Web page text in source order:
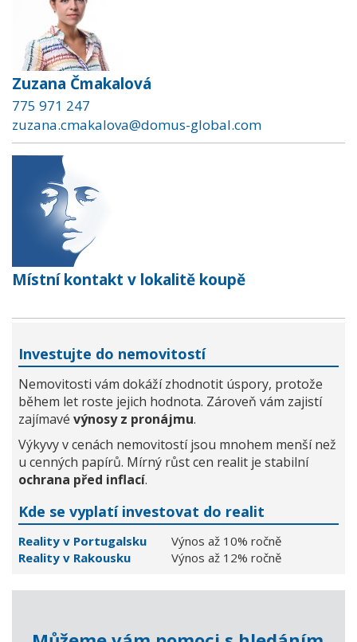
Zuzana Čmakalová
775 971 247
zuzana.cmakalova@domus-global.com
Místní kontakt v lokalitě koupě
Investujte do nemovitostí
Nemovitosti vám dokáží zhodnotit úspory, protože
během let roste jejich hodnota. Zároveň vám zajistí
zajímavé výnosy z pronájmu.
Výkyvy v cenách nemovitostí jsou mnohem menší než
u cenných papírů. Mírný růst cen realit je stabilní
ochrana před inflací.
Kde se vyplatí investovat do realit
Reality v Portugalsku
Výnos až 10% ročně
Reality v Rakousku
Výnos až 12% ročně